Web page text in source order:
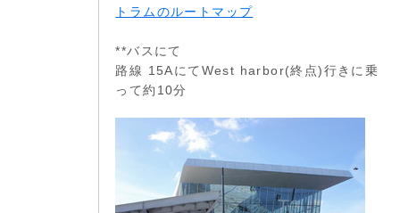
トラムのルートマップ
**バスにて
路線 15AにてWest harbor(終点)行きに乗
って約10分